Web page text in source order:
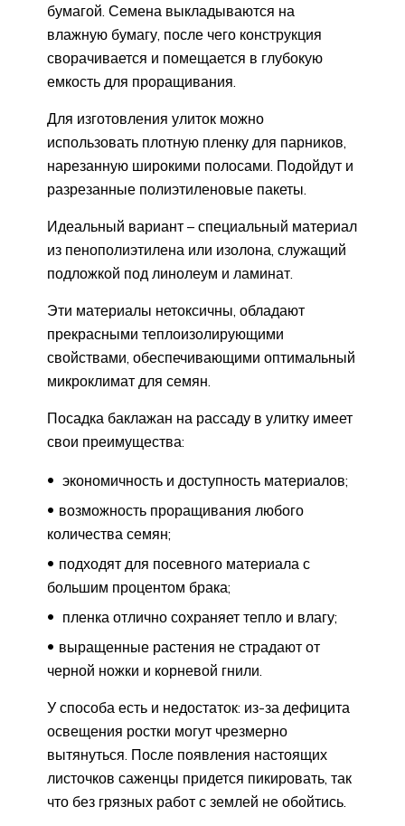
бумагой. Семена выкладываются на
влажную бумагу, после чего конструкция
сворачивается и помещается в глубокую
емкость для проращивания.
Для изготовления улиток можно
использовать плотную пленку для парников,
нарезанную широкими полосами. Подойдут и
разрезанные полиэтиленовые пакеты.
Идеальный вариант – специальный материал
из пенополиэтилена или изолона, служащий
подложкой под линолеум и ламинат.
Эти материалы нетоксичны, обладают
прекрасными теплоизолирующими
свойствами, обеспечивающими оптимальный
микроклимат для семян.
Посадка баклажан на рассаду в улитку имеет
свои преимущества:
экономичность и доступность материалов;
возможность проращивания любого
количества семян;
подходят для посевного материала с
большим процентом брака;
пленка отлично сохраняет тепло и влагу;
выращенные растения не страдают от
черной ножки и корневой гнили.
У способа есть и недостаток: из-за дефицита
освещения ростки могут чрезмерно
вытянуться. После появления настоящих
листочков саженцы придется пикировать, так
что без грязных работ с землей не обойтись.